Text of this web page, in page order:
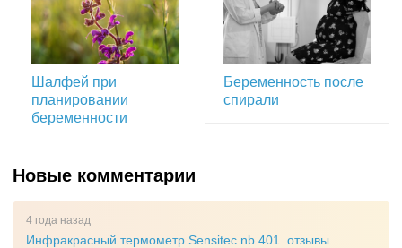
Шалфей при
планировании
беременности
Беременность после
спирали
Новые комментарии
4 года назад
Инфракрасный термометр Sensitec nb 401. отзывы